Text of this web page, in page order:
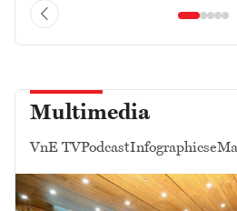
Multimedia
VnE TVPodcastInfographics